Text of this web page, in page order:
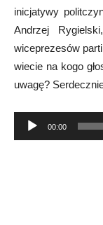
inicjatywy
Andrzej
wiceprezesów
wiecie na kogo
uwagę?
Odtwarzacz
plików
00:00